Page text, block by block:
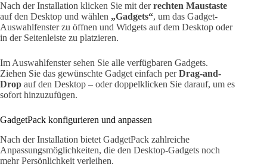
Nach der Installation klicken Sie mit derrechten Maustaste
auf den Desktop und wählen „Gadgets“, um das Gadget-
Auswahlfenster zu öffnen und Widgets auf dem Desktop oder
in der Seitenleiste zu platzieren.
Im Auswahlfenster sehen Sie alle verfügbaren Gadgets.
Ziehen Sie das gewünschte Gadget einfach perDrag-and-
Drop auf den Desktop – oder doppelklicken Sie darauf, um es
sofort hinzuzufügen.
GadgetPack konfigurieren und anpassen
Nach der Installation bietet GadgetPack zahlreiche
Anpassungsmöglichkeiten, die den Desktop-Gadgets noch
mehr Persönlichkeit verleihen.